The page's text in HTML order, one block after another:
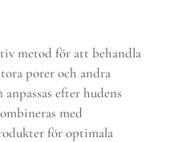
metod för att behandla
porer och andra
efter hudens
med
för optimala